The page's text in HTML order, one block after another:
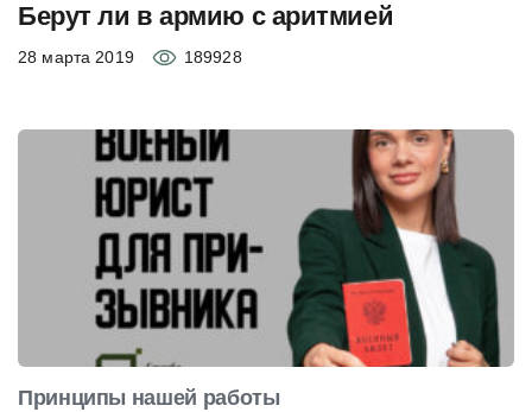
Берут ли в армию с аритмией
28 марта 2019 189928
Принципы нашей работы